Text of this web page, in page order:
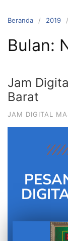
Beranda 2019
Bulan:
Jam
Barat
JAM DIGITAL